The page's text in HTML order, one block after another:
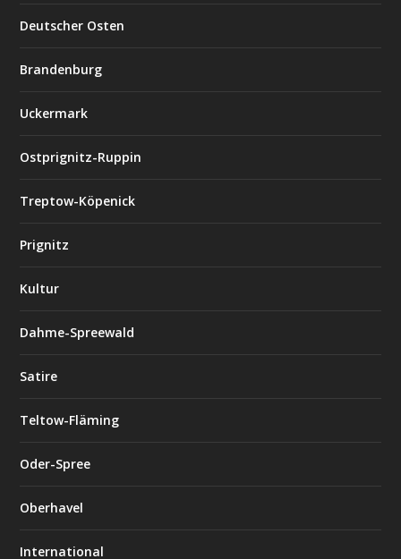
Deutscher Osten
Brandenburg
Uckermark
Ostprignitz-Ruppin
Treptow-Köpenick
Prignitz
Kultur
Dahme-Spreewald
Satire
Teltow-Fläming
Oder-Spree
Oberhavel
International